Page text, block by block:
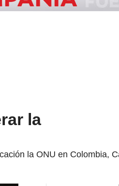
la
la ONU en Colombia,